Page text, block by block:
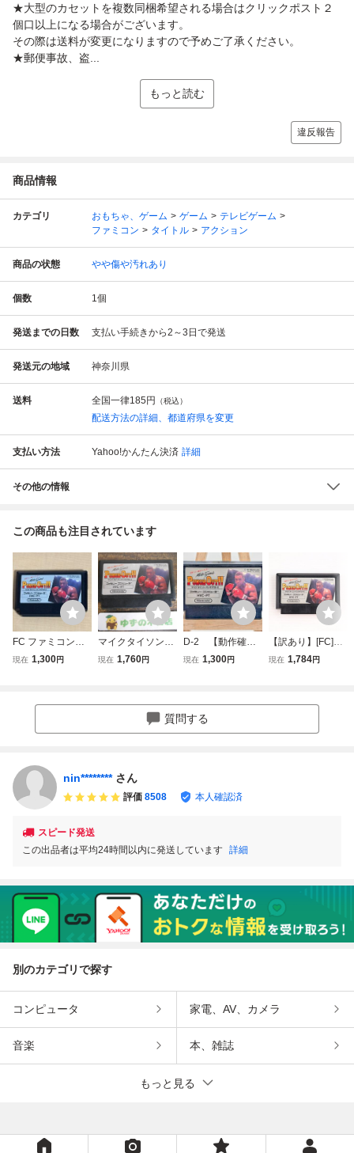
★大型のカセットを複数同梱希望される場合はクリックポスト２
個口以上になる場合がございます。
その際は送料が変更になりますので予めご了承ください。
★郵便事故、盗...
もっと読む
違反報告
商品情報
カテゴリ おもちゃ、ゲーム ゲーム
テレビゲーム
ファミコン
タイトル アクション
商品の状態 やや傷や汚れあり
個数 1個
発送までの日数 支払い手続きから2～3日で発送
発送元の地域 神奈川県
送料 全国一律185円 （税込）
配送方法の詳細、都道府県を変更
支払い方法 Yahoo!かんたん決済 詳細
その他の情報
この商品も注目されています
FC ファミコンソ
フト マイクタイ
現在 1,300円
マイクタイソン・
パンチアウト！！
現在 1,760円
D-2 【動作確認
済】FCソフト マ
コン/レトロゲーム
現在 1,300円
【訳あり】[FC]マ
イクタイソン・パ
現在 1,784円
質問する
nin******** さん
評価 8508 本人確認済
スピード発送
この出品者は平均24時間以内に発送しています 詳細
別のカテゴリで探す
コンピュータ 家電、AV、カメラ
音楽 本、雑誌
もっと見る